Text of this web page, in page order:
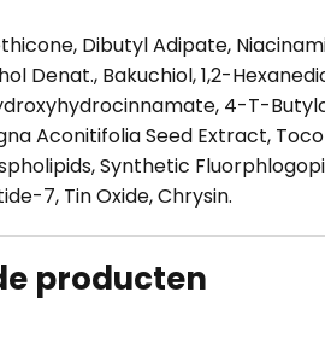
Dibutyl Adipate,
Denat., Bakuchiol, 1,2-
4-T-
Aconitifolia Seed Extract,
Synthetic
7, Tin Oxide, Chrysin.
producten